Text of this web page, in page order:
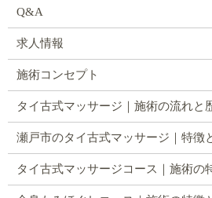
Q&A
求人情報
施術コンセプト
タイ古式マッサージ｜施術の流れと
瀬戸市のタイ古式マッサージ｜特徴
タイ古式マッサージコース｜施術の